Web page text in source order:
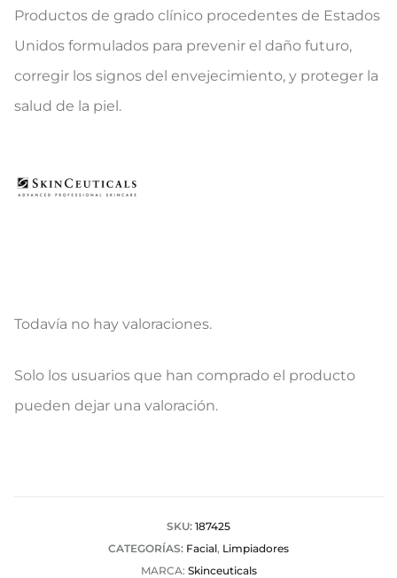
Productos de grado clínico procedentes de Estados
Unidos formulados para prevenir el daño futuro,
corregir los signos del envejecimiento, y proteger la
salud de la piel.
V
a
Todavía no hay valoraciones.
Solo los usuarios que han comprado el producto
pueden dejar una valoración.
SKU: 187425
CATEGORÍAS: Facial, Limpiadores
MARCA: Skinceuticals